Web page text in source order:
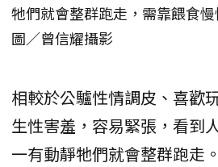
牠們就會整群跑走，需靠餵食
圖／曾信耀攝影
相較於公驢性情調皮、喜歡
生性害羞，容易緊張，看到
一有動靜牠們就會整群跑走